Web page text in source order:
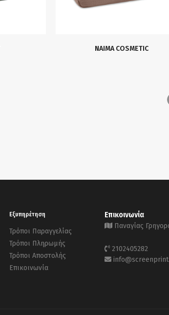
NAIMA COSMETIC
Εξυπηρέτηση
Τρόποι Παραγγελίας
Τρόποι Πληρωμής
Τρόποι Αποστολής
Επικοινωνία
Επικοινωνία
Παναγίας
2102405282